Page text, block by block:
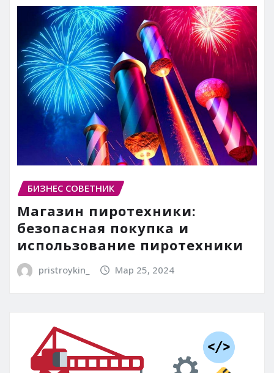
БИЗНЕС СОВЕТНИК
Магазин пиротехники:
безопасная покупка и
использование пиротехники
pristroykin_ Мар 25, 2024